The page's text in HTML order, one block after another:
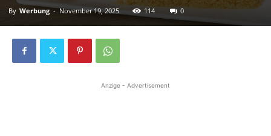
By Werbung - November 19, 2025 114 0
Anzige - Advertisement